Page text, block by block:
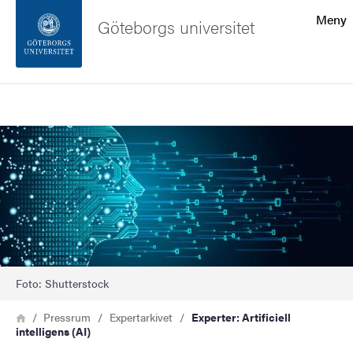
Sidfoten
Om webbplatsen
Meny
Göteborgs universitet
Bild
Foto: Shutterstock
Länkstig
HemPressrum Expertarkivet
Experter: Artificiell
intelligens (AI)